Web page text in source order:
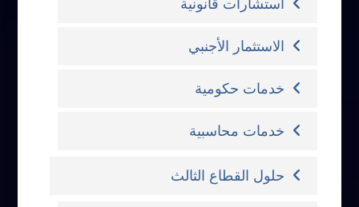
استشارات قانونية
الاستثمار الأجنبي
خدمات حكومية
خدمات محاسبية
حلول القطاع الثالث